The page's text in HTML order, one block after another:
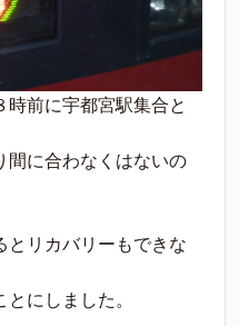
前に宇都宮駅集合と
間に合わなくはないの
とリカバリーもできな
にしました。